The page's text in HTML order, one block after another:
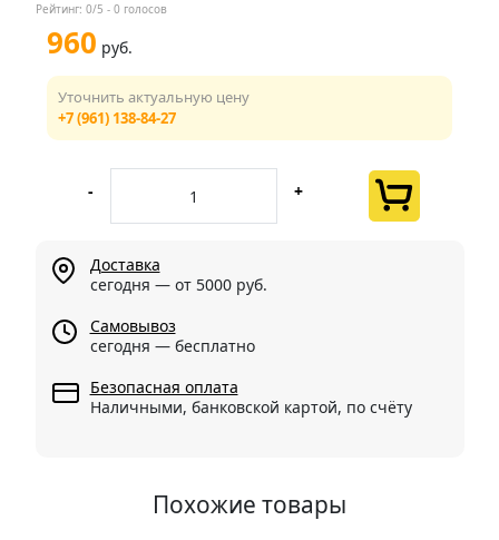
Рейтинг: 0/5 - 0 голосов
960 руб.
Уточнить актуальную цену
+7 (961) 138-84-27
- +
Доставка
сегодня — от 5000 руб.
Самовывоз
сегодня — бесплатно
Безопасная оплата
Наличными, банковской картой, по счёту
Похожие товары